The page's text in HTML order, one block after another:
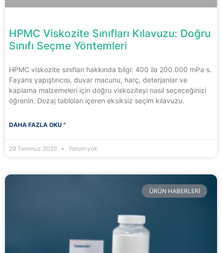
HPMC Viskozite Sınıfları Kılavuzu: Doğru
Sınıfı Seçme Yöntemleri
HPMC viskozite sınıfları hakkında bilgi: 400 ila 200.000 mPa·s.
Fayans yapıştırıcısı, duvar macunu, harç, deterjanlar ve
kaplama malzemeleri için doğru viskoziteyi nasıl seçeceğinizi
öğrenin. Dozaj tabloları içeren eksiksiz seçim kılavuzu.
DAHA FAZLA OKU "
29 Temmuz 2026 Yorum yok
ÜRÜN HABERLERI